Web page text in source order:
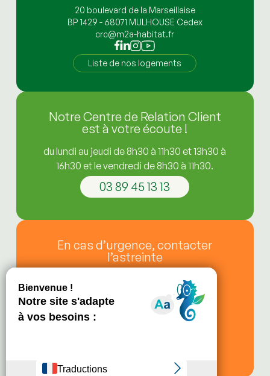
20 boulevard de la Marseillaise
BP 1429 - 68071 MULHOUSE Cedex
crc@m2a-habitat.fr
Liste de nos logements
Notre Centre de Relation Client
est à votre écoute !
du lundi au jeudi de 8h30 à 11h30 et 13h30 à
16h30 et le vendredi de 8h30 à 11h30.
03 89 45 13 13
En cas d’urgence, contacter
l’astreinte
le vendredi après 11h30,
les week-ends et jours fériés.